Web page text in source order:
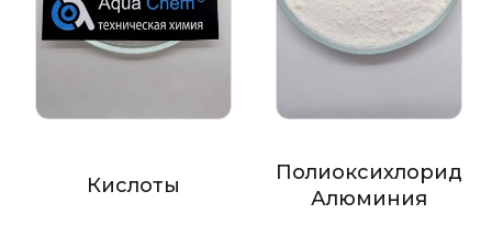
Кислоты
Полиоксихлорид
Алюминия